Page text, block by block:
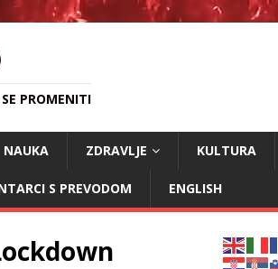
PROMENITI
NAUKA ZDRAVLJE KULTURA
S PREVODOM ENGLISH